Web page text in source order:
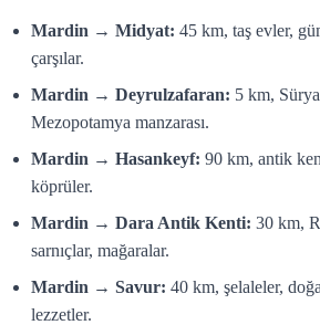
Mardin → Midyat: 45 km, taş evler,
çarşılar.
Mardin → Deyrulzafaran: 5 km,
Mezopotamya manzarası.
Mardin → Hasankeyf: 90 km, antik
köprüler.
Mardin → Dara Antik Kenti: 30 km,
sarnıçlar, mağaralar.
Mardin → Savur: 40 km, şelaleler,
lezzetler.